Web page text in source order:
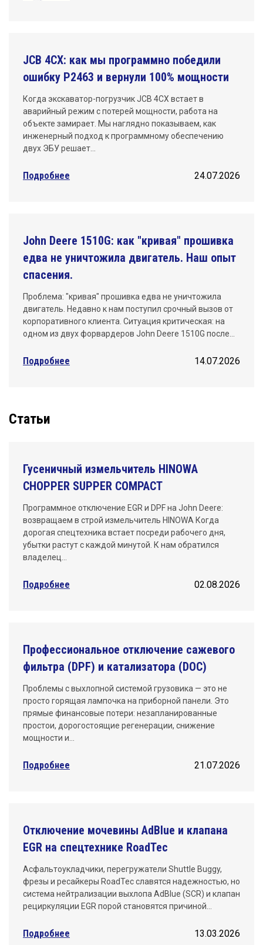
JCB 4CX: как мы программно победили
ошибку P2463 и вернули 100% мощности
Когда экскаватор-погрузчик JCB 4CX встает в
аварийный режим с потерей мощности, работа на
объекте замирает. Мы наглядно показываем, как
инженерный подход к программному обеспечению
двух ЭБУ решает…
Подробнее 24.07.2026
John Deere 1510G: как "кривая" прошивка
едва не уничтожила двигатель. Наш опыт
спасения.
Проблема: "кривая" прошивка едва не уничтожила
двигатель. Недавно к нам поступил срочный вызов от
корпоративного клиента. Ситуация критическая: на
одном из двух форвардеров John Deere 1510G после…
Подробнее 14.07.2026
Статьи
Гусеничный измельчитель HINOWA
CHOPPER SUPPER COMPACT
Программное отключение EGR и DPF на John Deere:
возвращаем в строй измельчитель HINOWA Когда
дорогая спецтехника встает посреди рабочего дня,
убытки растут с каждой минутой. К нам обратился
владелец…
02.08.2026
Подробнее
Профессиональное отключение сажевого
фильтра (DPF) и катализатора (DOC)
Проблемы с выхлопной системой грузовика — это не
просто горящая лампочка на приборной панели. Это
прямые финансовые потери: незапланированные
простои, дорогостоящие регенерации, снижение
мощности и…
21.07.2026
Подробнее
Отключение мочевины AdBlue и клапана
EGR на спецтехнике RoadTec
Асфальтоукладчики, перегружатели Shuttle Buggy,
фрезы и ресайкеры RoadTec славятся надежностью, но
система нейтрализации выхлопа AdBlue (SCR) и клапан
рециркуляции EGR порой становятся причиной…
13.03.2026
Подробнее